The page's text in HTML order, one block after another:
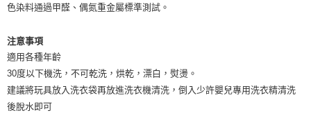
色染料通過甲醛、偶氮重金屬標準測試。
注意事項
適用各種年齡
30度以下機洗，不可乾洗，烘乾，漂白，熨燙。
建議將玩具放入洗衣袋再放進洗衣機清洗，倒入少許嬰兒專用洗衣精清洗
後脫水即可